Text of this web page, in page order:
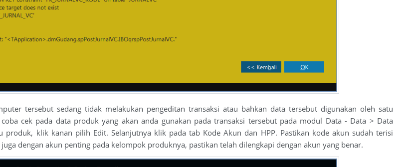
tersebut sedang tidak melakukan pengeditan transaksi atau bahkan data tersebut digunakan oleh satu
cek pada data produk yang akan anda gunakan pada transaksi tersebut pada modul Data - Data > Data
produk, klik kanan pilih Edit. Selanjutnya klik pada tab Kode Akun dan HPP. Pastikan kode akun sudah terisi
dengan akun penting pada kelompok produknya, pastikan telah dilengkapi dengan akun yang benar.